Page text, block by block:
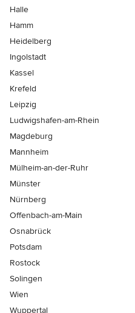
Halle
Hamm
Heidelberg
Ingolstadt
Kassel
Krefeld
Leipzig
Ludwigshafen-am-Rhein
Magdeburg
Mannheim
Mülheim-an-der-Ruhr
Münster
Nürnberg
Offenbach-am-Main
Osnabrück
Potsdam
Rostock
Solingen
Wien
Wuppertal